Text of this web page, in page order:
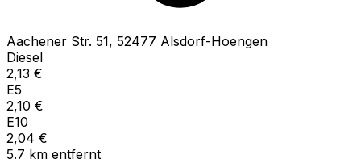
Aachener Str. 51, 52477 Alsdorf-Hoengen
Diesel
2,13 €
E5
2,10 €
E10
2,04 €
5.7 km entfernt